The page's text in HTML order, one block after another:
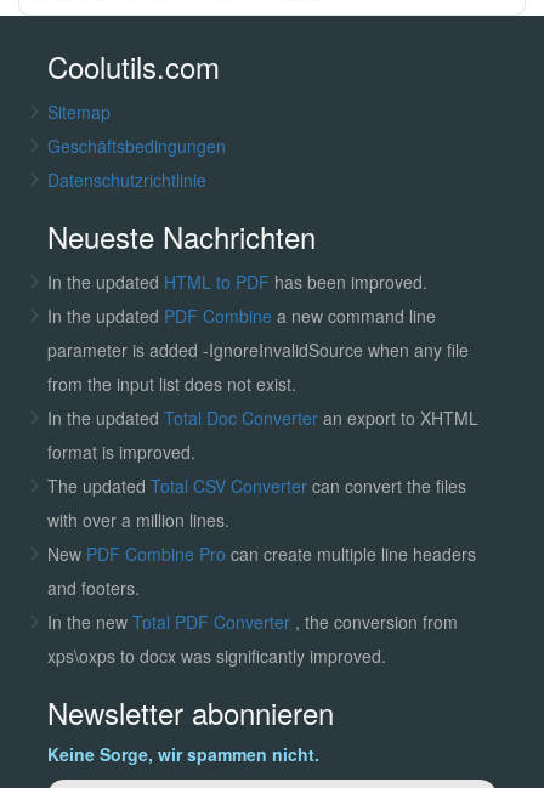
Coolutils.com
Sitemap
Geschäftsbedingungen
Datenschutzrichtlinie
Neueste Nachrichten
In the updated HTML to PDF has been improved.
In the updated PDF Combine a new command line
parameter is added -IgnoreInvalidSource when any file
from the input list does not exist.
In the updated Total Doc Converter an export to XHTML
format is improved.
The updated Total CSV Convertercan convert the files
with over a million lines.
New PDF Combine Pro can create multiple line headers
and footers.
In the new Total PDF Converter , the conversion from
xps\oxps to docx was significantly improved.
Newsletter abonnieren
Keine Sorge, wir spammen nicht.